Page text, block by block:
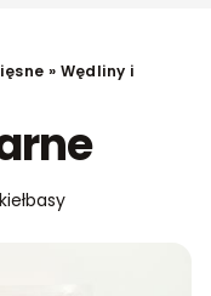
» Wędliny i